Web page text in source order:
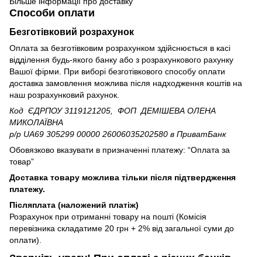
Способи оплати
Безготівковий розрахунок
Оплата за безготівковим розрахунком здійснюється в касі
відділення будь-якого банку або з розрахункового рахунку
Вашої фірми. При виборі безготівкового способу оплати
доставка замовлення можлива після надходження коштів на
наш розрахунковий рахунок.
Код ЄДРПОУ 3119121205, ФОП ДЕМІШЕВА ОЛЕНА
МИКОЛАЇВНА
р/р UA69 305299 00000 26006035202580 в ПриватБанк
Обовязково вказувати в призначенні платежу: “Оплата за
товар”
Доставка товару можлива тільки після підтвердження
платежу.
Післяплата (наложений платіж)
Розрахунок при отриманні товару на пошті (Комісія
перевізника складатиме 20 грн + 2% від загальної суми до
оплати).